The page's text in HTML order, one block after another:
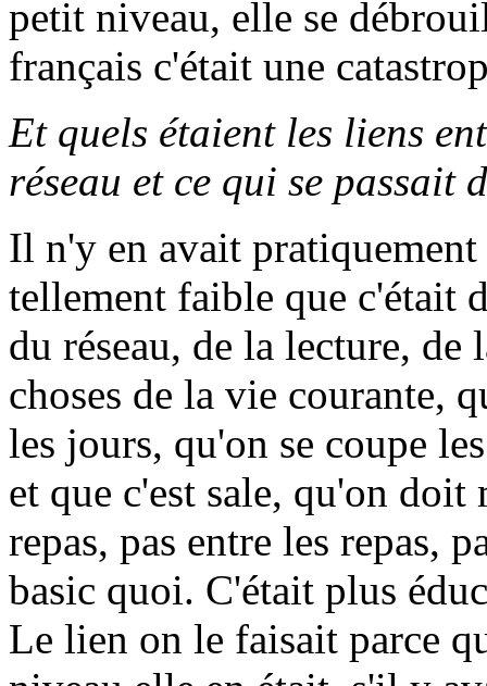
petit niveau, elle se
français c'était une
Et quels étaient les liens
réseau et ce qui se passait
Il n'y en avait
tellement faible que c'était
du réseau, de la lecture, de
choses de la vie courante,
les jours, qu'on se coupe
et que c'est sale, qu'on doit
repas, pas entre les repas,
basic quoi. C'était plus
Le lien on le faisait parce